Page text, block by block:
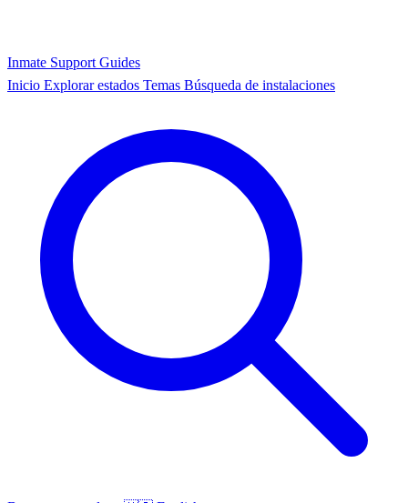
Inmate Support Guides
Inicio Explorar estados Temas Búsqueda de instalaciones